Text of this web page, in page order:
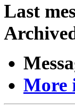
Last
More